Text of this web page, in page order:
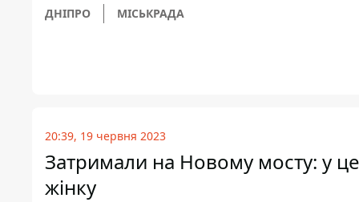
ДНІПРО МІСЬКРАДА
20:39, 19 червня 2023
Затримали на Новому мосту: у
жінку